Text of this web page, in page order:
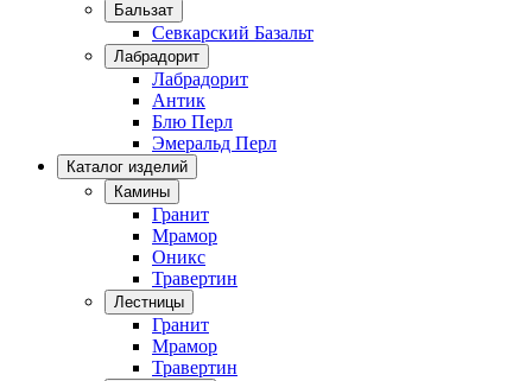
Бальзат
Севкарский Базальт
Лабрадорит
Лабрадорит
Антик
Блю Перл
Эмеральд Перл
Каталог изделий
Камины
Гранит
Мрамор
Оникс
Травертин
Лестницы
Гранит
Мрамор
Травертин